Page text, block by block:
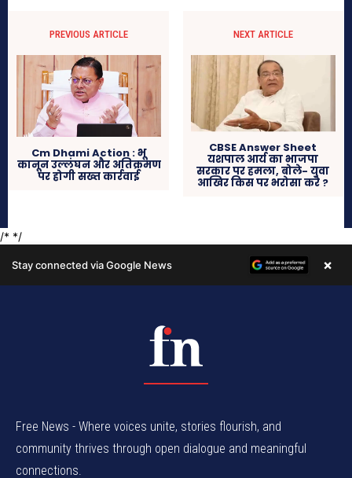
Free News - Where voices unite, stories flourish, and
community thrives through open dialogue and meaningful
connections.